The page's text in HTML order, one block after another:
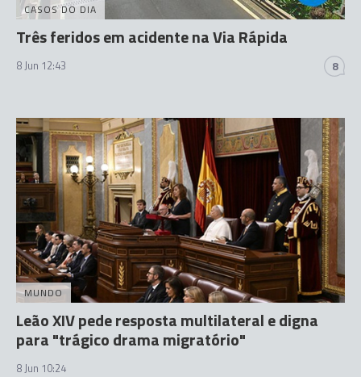
CASOS DO DIA
Três feridos em acidente na Via Rápida
8 Jun 12:43 8
MUNDO
Leão XIV pede resposta multilateral e digna
para "trágico drama migratório"
8 Jun 10:24